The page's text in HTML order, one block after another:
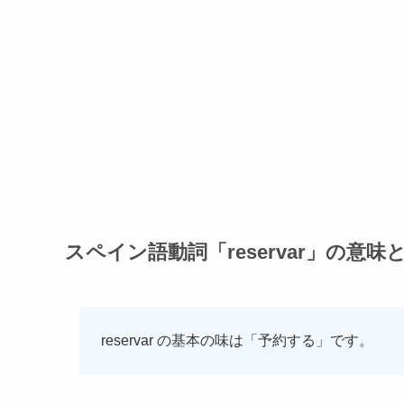
スペイン語動詞「reservar」の意味
reservar の基本の味は「予約する」です。